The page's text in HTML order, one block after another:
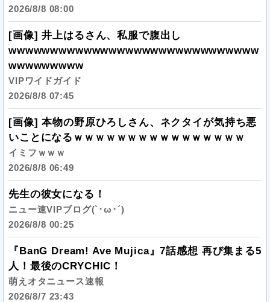
2026/8/8 08:00
[画像] 井上はるさん、私服で腹出し
wwwwwwwwwwwwwwwwwwwwwwwwwwwwww
wwwwwwwww
VIPワイドガイド
2026/8/8 07:45
[画像] 本物の野原ひろしさん、ネクタイが気持ち悪
いことになるｗｗｗｗｗｗｗｗｗｗｗｗｗｗｗｗ
イミフｗｗｗ
2026/8/8 06:49
先生の彼女になる！
ニュー速VIPブログ(`･ω･´)
2026/8/8 00:25
『BanG Dream! Ave Mujica』7話感想 再び集まる5
人！最後のCRYCHIC！
萌えオタニュース速報
2026/8/7 23:43